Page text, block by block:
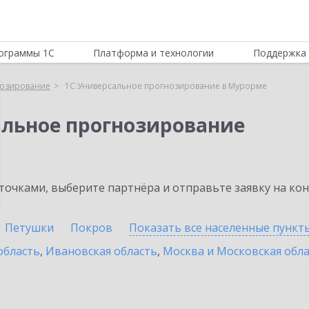
1С Платформа и технологии Поддержка
1С:Универсальное прогнозирование в Мурорме
прогнозирование
выберите партнёра и отправьте заявку на
Петушки Покров Показать все населенные
, Ивановская область, Москва и Московская